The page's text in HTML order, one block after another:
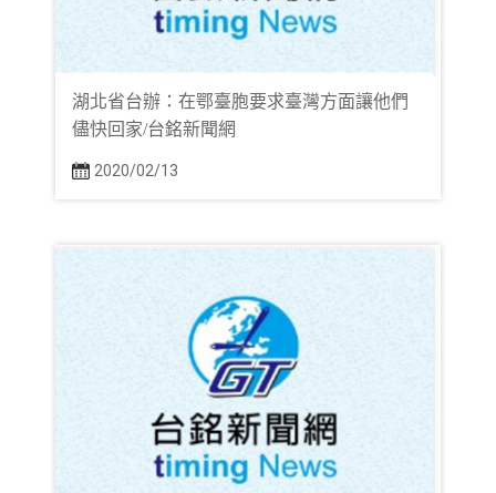
湖北省台辦：在鄂臺胞要求臺灣方面讓他們
儘快回家/台銘新聞網
2020/02/13